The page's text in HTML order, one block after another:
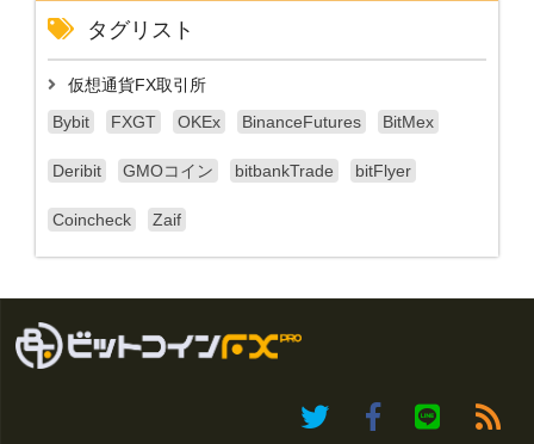
タグリスト
仮想通貨FX取引所
Bybit
FXGT OKEx BinanceFutures BitMex
Deribit GMOコイン bitbankTrade bitFlyer
Coincheck Zaif